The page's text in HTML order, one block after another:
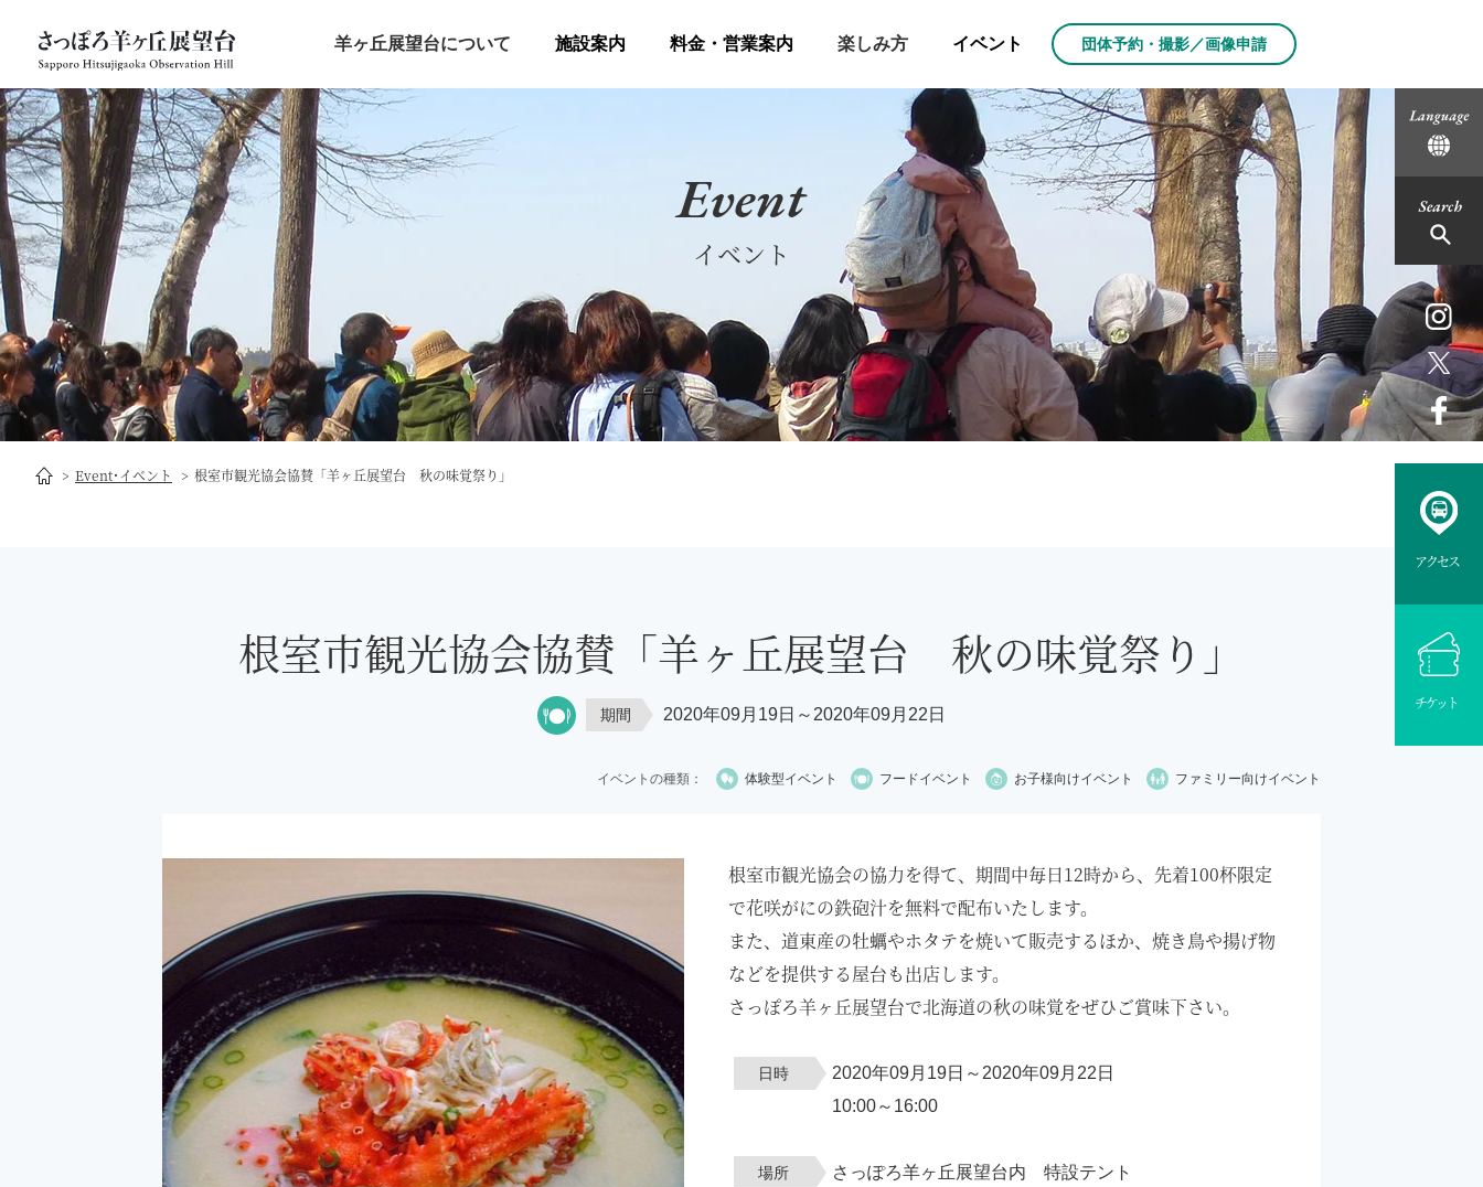
アクセス
チケット
羊ヶ丘展望台について 施設案内 料金・営業案内 楽しみ方 イベント 団体予約・撮影／画像申請
Event
イベント
Event･イベント 根室市観光協会協賛「羊ヶ丘展望台 秋の味覚祭り」
根室市観光協会協賛「羊ヶ丘展望台 秋の味覚祭り」
期間 2020年09月19日～2020年09月22日
イベントの種類： 体験型イベント フードイベント お子様向けイベント ファミリー向けイベント
根室市観光協会の協力を得て、期間中毎日12時から、先着100杯限定
で花咲がにの鉄砲汁を無料で配布いたします。
また、道東産の牡蠣やホタテを焼いて販売するほか、焼き鳥や揚げ物
などを提供する屋台も出店します。
さっぽろ羊ヶ丘展望台で北海道の秋の味覚をぜひご賞味下さい。
日時
2020年09月19日～2020年09月22日
10:00～16:00
場所 さっぽろ羊ヶ丘展望台内 特設テント